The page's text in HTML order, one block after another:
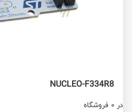
NUCLEO-F334R8
در 0 فروشگاه